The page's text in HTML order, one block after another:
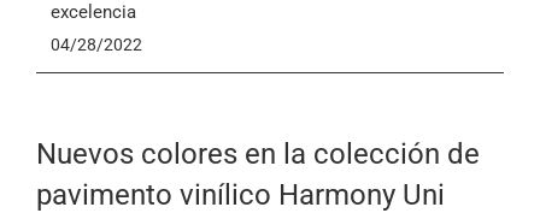
Nuevos colores en la colección de
pavimento vinílico Harmony Uni
excelencia
04/28/2022